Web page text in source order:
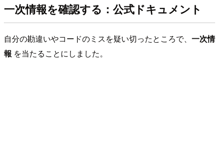
一次情報を確認する：公式ドキュメント
自分の勘違いやコードのミスを疑い切ったところで、 一次情
報 を当たることにしました。